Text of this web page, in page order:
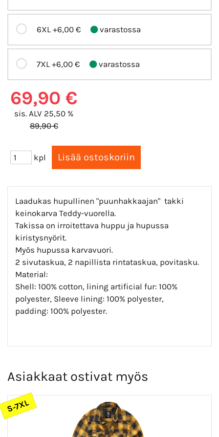
6XL +6,00 € varastossa
7XL +6,00 € varastossa
69,90 €
sis. ALV 25,50 %
89,90 €
kpl
Laadukas hupullinen "puunhakkaajan" takki
keinokarva Teddy-vuorella.
Takissa on irroitettava huppu ja hupussa
kiristysnyörit.
Myös hupussa karvavuori.
2 sivutaskua, 2 napillista rintataskua, povitasku.
Material:
Shell: 100% cotton, lining artificial fur: 100%
polyester, Sleeve lining: 100% polyester,
padding: 100% polyester.
Asiakkaat ostivat myös
S-7XL